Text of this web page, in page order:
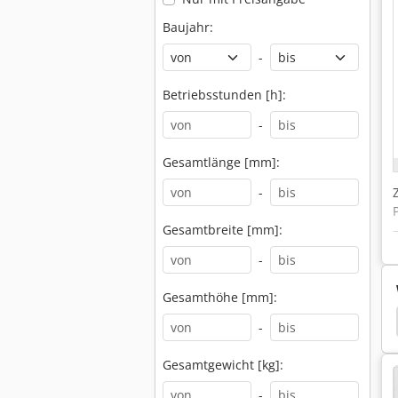
Baujahr:
-
Betriebsstunden [h]:
-
Gesamtlänge [mm]:
-
Gesamtbreite [mm]:
-
Gesamthöhe [mm]:
-
Gesamtgewicht [kg]:
Panhans Wellus Panhans 621